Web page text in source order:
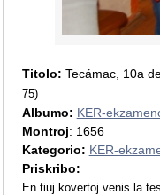
Titolo: Tecámac, 10a
75)
Albumo: KER-
Montroj: 1656
Kategorio: KER-
Priskribo:
En tiuj kovertoj venis la